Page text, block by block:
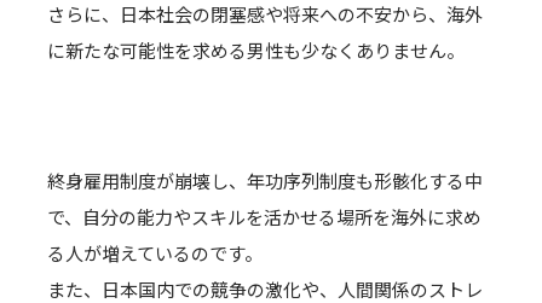
さらに、日本社会の閉塞感や将来への不安から、海外
に新たな可能性を求める男性も少なくありません。
終身雇用制度が崩壊し、年功序列制度も形骸化する中
で、自分の能力やスキルを活かせる場所を海外に求め
る人が増えているのです。
また、日本国内での競争の激化や、人間関係のストレ